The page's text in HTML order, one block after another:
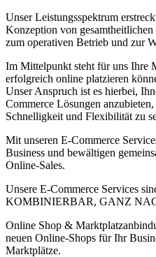
Unser Leistungsspektrum
Konzeption von
zum operativen Betrieb und zur
Im Mittelpunkt steht für uns Ihre
erfolgreich online platzieren
Unser Anspruch ist es hierbei,
Commerce Lösungen
Schnelligkeit und Flexibilität zu
Mit unseren E-Commerce
Business und bewältigen
Online-Sales.
Unsere E-Commerce Services
KOMBINIERBAR, GANZ
Online Shop &
neuen Online-Shops für Ihr
Marktplätze.